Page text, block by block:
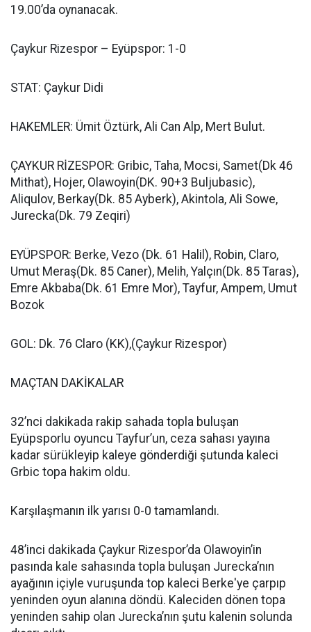
19.00’da oynanacak.
Çaykur Rizespor – Eyüpspor: 1-0
STAT: Çaykur Didi
HAKEMLER: Ümit Öztürk, Ali Can Alp, Mert Bulut.
ÇAYKUR RİZESPOR: Gribic, Taha, Mocsi, Samet(Dk 46
Mithat), Hojer, Olawoyin(DK. 90+3 Buljubasic),
Aliqulov, Berkay(Dk. 85 Ayberk), Akintola, Ali Sowe,
Jurecka(Dk. 79 Zeqiri)
EYÜPSPOR: Berke, Vezo (Dk. 61 Halil), Robin, Claro,
Umut Meraş(Dk. 85 Caner), Melih, Yalçın(Dk. 85 Taras),
Emre Akbaba(Dk. 61 Emre Mor), Tayfur, Ampem, Umut
Bozok
GOL: Dk. 76 Claro (KK),(Çaykur Rizespor)
MAÇTAN DAKİKALAR
32’nci dakikada rakip sahada topla buluşan
Eyüpsporlu oyuncu Tayfur’un, ceza sahası yayına
kadar sürükleyip kaleye gönderdiği şutunda kaleci
Grbic topa hakim oldu.
Karşılaşmanın ilk yarısı 0-0 tamamlandı.
48’inci dakikada Çaykur Rizespor’da Olawoyin’in
pasında kale sahasında topla buluşan Jurecka’nın
ayağının içiyle vuruşunda top kaleci Berke'ye çarpıp
yeninden oyun alanına döndü. Kaleciden dönen topa
yeninden sahip olan Jurecka’nın şutu kalenin solunda